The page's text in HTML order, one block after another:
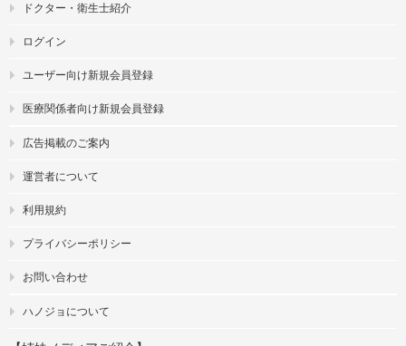
ドクター・衛生士紹介
ログイン
ユーザー向け新規会員登録
医療関係者向け新規会員登録
広告掲載のご案内
運営者について
利用規約
プライバシーポリシー
お問い合わせ
ハノジョについて